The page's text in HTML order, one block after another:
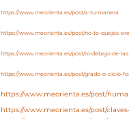
https://www.meorienta.es/post/a-tu-manera
https://www.meorienta.es/post/no-te-quejes-
https://www.meorienta.es/post/ni-debajo-de-
https://www.meorienta.es/post/grado-o-ciclo-
https://www.meorienta.es/post/
https://www.meorienta.es/post/